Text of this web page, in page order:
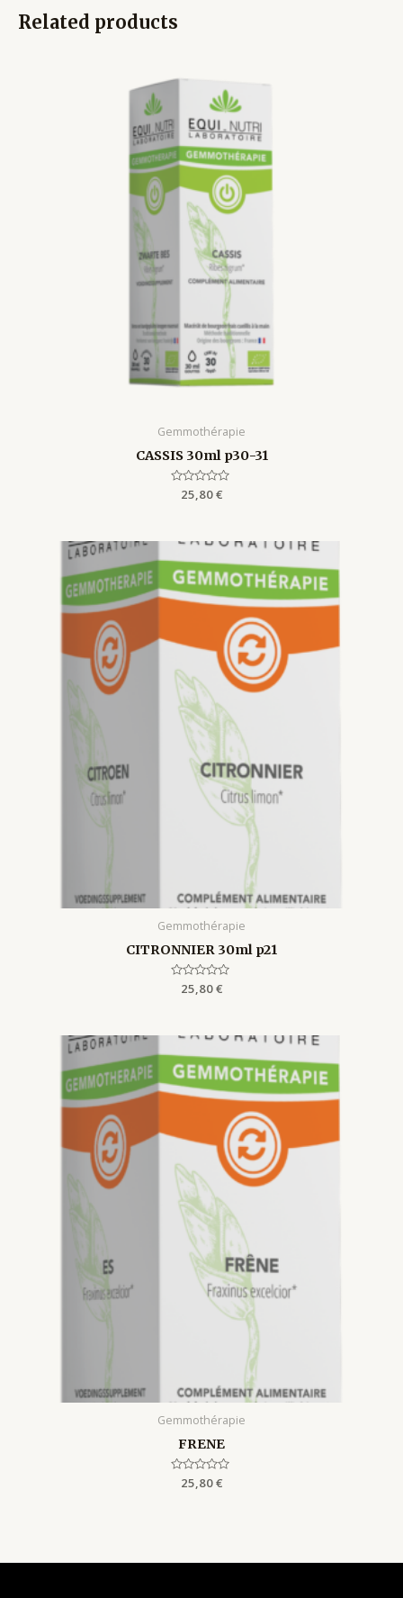
Related products
Gemmothérapie
CASSIS 30ml p30-31
Rated
25,80€
Gemmothérapie
CITRONNIER 30ml p21
Rated
25,80€
Gemmothérapie
FRENE
Rated
25,80€